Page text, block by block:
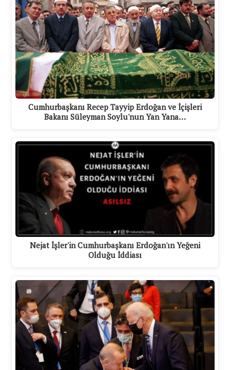
Cumhurbaşkanı Recep Tayyip Erdoğan ve İçişleri
Bakanı Süleyman Soylu'nun Yan Yana…
Nejat İşler'in Cumhurbaşkanı Erdoğan'ın Yeğeni
Olduğu İddiası